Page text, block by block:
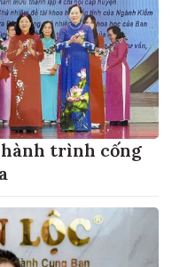
trình cống